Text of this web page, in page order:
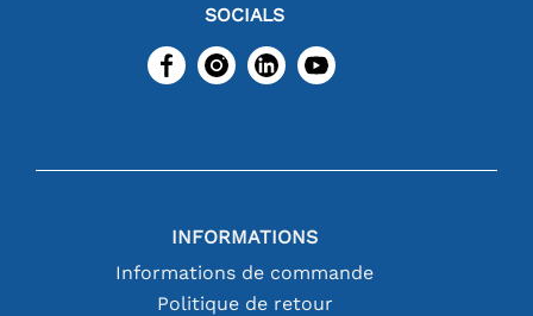
SOCIALS
INFORMATIONS
Informations de commande
Politique de retour